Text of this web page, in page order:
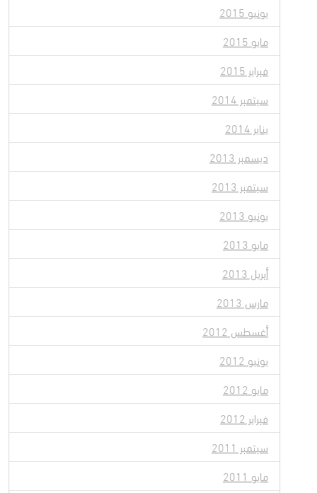
يونيو 2015
مايو 2015
فبراير 2015
سبتمبر 2014
يناير 2014
ديسمبر 2013
سبتمبر 2013
يونيو 2013
مايو 2013
أبريل 2013
مارس 2013
أغسطس 2012
يونيو 2012
مايو 2012
فبراير 2012
سبتمبر 2011
مايو 2011